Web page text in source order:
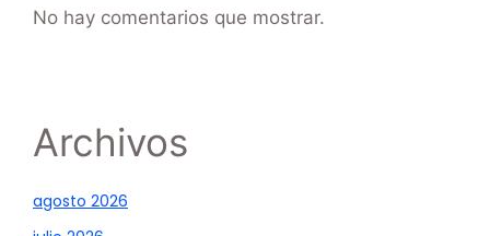
No hay comentarios que mostrar.
Archivos
agosto 2026